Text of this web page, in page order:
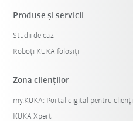
Resetează filtre
Produse şi servicii
Studii de caz
Roboți KUKA folosiți
Zona clienților
my.KUKA: Portal digital pentru clienți
KUKA Xpert